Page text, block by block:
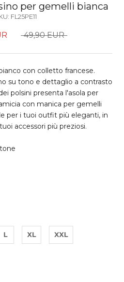
per gemelli bianca
FL25PE11
49,90 EUR
con colletto francese.
su tono e dettaglio a contrasto
polsini presenta l'asola per
con manica per gemelli
per i tuoi outfit più eleganti, in
accessori più preziosi.
L XL XXL